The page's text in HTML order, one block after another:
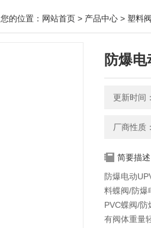
您的位置： 网站首页 > 产品中心 > 塑料
防爆
更新时间
厂商性质
简要描述
防爆电动
料蝶阀/防爆
PVC蝶阀/
有阀体重量